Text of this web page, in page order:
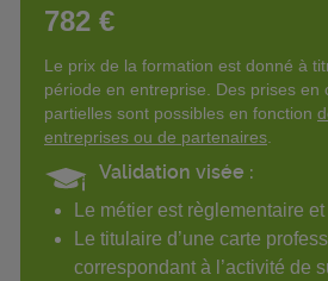
782 €
Le prix de la formation est donné à
période en entreprise. Des prises en
partielles sont possibles en fonction
entreprises ou de partenaires
Validation visée :
Le métier est règlementaire
Le titulaire d’une carte
correspondant à l’activité de